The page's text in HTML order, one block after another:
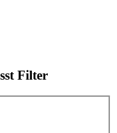
Filter